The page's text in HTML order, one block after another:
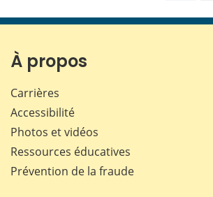
page
À propos
Carrières
Accessibilité
Photos et vidéos
Ressources éducatives
Prévention de la fraude